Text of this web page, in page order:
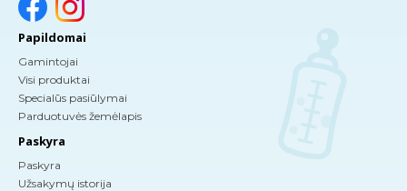
Papildomai
Gamintojai
Visi produktai
Specialūs pasiūlymai
Parduotuvės žemėlapis
Paskyra
Paskyra
Užsakymų istorija